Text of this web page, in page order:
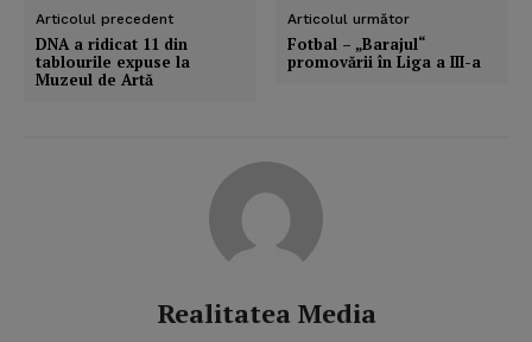
Articolul precedent
DNA a ridicat 11 din
tablourile expuse la
Muzeul de Artă
Articolul următor
Fotbal – „Barajul“
promovării în Liga a III-a
Realitatea Media